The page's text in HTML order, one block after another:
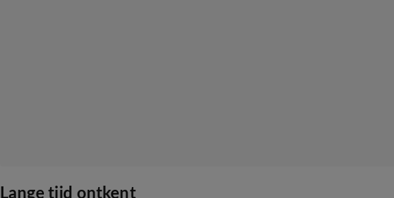
Lange tijd ontkent